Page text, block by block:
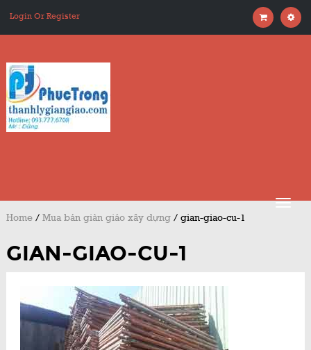
Login Or Register
Home / Mua bán giàn giáo xây dựng / gian-giao-cu-1
GIAN-GIAO-CU-1